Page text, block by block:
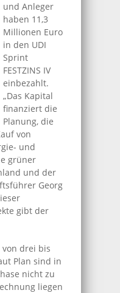
und Anleger
haben 11,3
Millionen Euro
in den UDI
Sprint
FESTZINS IV
einbezahlt.
„Das Kapital
finanziert die
Planung, die
von
und
grüner
und der
Georg
gibt der
von drei bis
Plan sind in
nicht zu
liegen